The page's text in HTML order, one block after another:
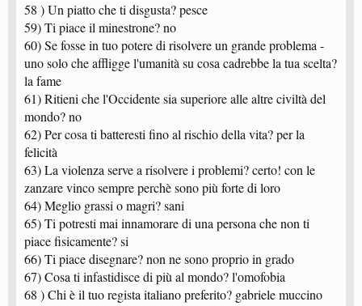
58 ) Un piatto che ti disgusta? pesce
59) Ti piace il minestrone? no
60) Se fosse in tuo potere di risolvere un grande problema -
uno solo che affligge l'umanità su cosa cadrebbe la tua scelta?
la fame
61) Ritieni che l'Occidente sia superiore alle altre civiltà del
mondo? no
62) Per cosa ti batteresti fino al rischio della vita? per la
felicità
63) La violenza serve a risolvere i problemi? certo! con le
zanzare vinco sempre perchè sono più forte di loro
64) Meglio grassi o magri? sani
65) Ti potresti mai innamorare di una persona che non ti
piace fisicamente? si
66) Ti piace disegnare? non ne sono proprio in grado
67) Cosa ti infastidisce di più al mondo? l'omofobia
68 ) Chi è il tuo regista italiano preferito? gabriele muccino